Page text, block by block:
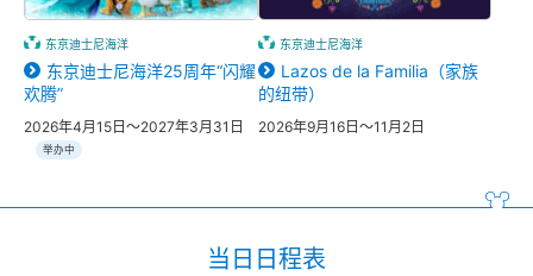
东京迪士尼海洋
东京迪士尼海洋25周年“闪耀
欢腾”
2026年4月15日～2027年3月31日
举办中
东京迪士尼海洋
Lazos de la Familia（家族
的纽带）
2026年9月16日～11月2日
当日日程表